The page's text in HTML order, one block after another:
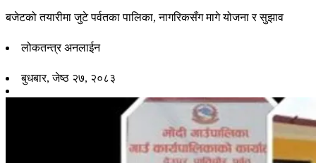
बजेटको तयारीमा जुटे पर्वतका पालिका, नागरिकसँग मागे योजना र सुझाव
लोकतन्त्र अनलाईन
बुधबार, जेष्ठ २७, २०८३